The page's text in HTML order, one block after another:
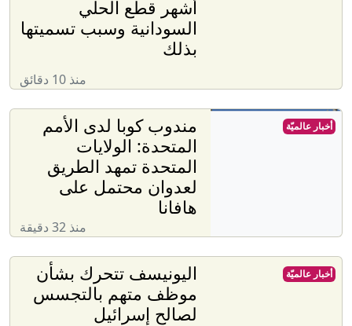
أشهر قطع الحلي
السودانية وسبب تسميتها
بذلك
منذ 10 دقائق
مندوب كوبا لدى الأمم
المتحدة: الولايات
المتحدة تمهد الطريق
لعدوان محتمل على
هافانا
منذ 32 دقيقة
أخبار عالميّة
اليونيسف تتحرك بشأن
موظف متهم بالتجسس
لصالح إسرائيل
أخبار عالميّة